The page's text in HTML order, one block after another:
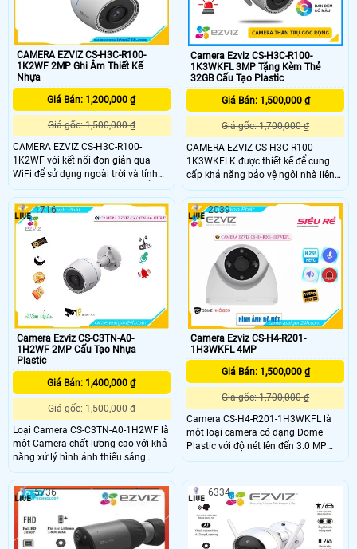
CAMERA EZVIZ CS-H3C-R100-
1K2WF 2MP Ghi Âm Thiết Kế
Nhựa
Giá Bán: 1,200,000 ₫
Giá gốc: 1,500,000 ₫
CAMERA EZVIZ CS-H3C-R100-
1K2WF với kết nối đơn giản qua
WiFi để sử dụng ngoài trời và tính
năng thông minh thì H3c có thể là
lựa chọn tốt nhất mà bạn sẽ tìm
thấy. CAMERA EZVIZ CS-H3C-R100-
1K2WF được thiết kế tốt để cung
cấp khả năng bảo vệ đáng tin cậy từ
ngày đến đêm, bao gồm phát hiện
con người do AI hỗ trợ
Camera Ezviz CS-H3C-R100-
1K3WKFL 3MP Tặng Kèm Thẻ
32GB Cấu Tạo Plastic
Giá Bán: 1,500,000 ₫
Giá gốc: 1,700,000 ₫
CAMERA EZVIZ CS-H3C-R100-
1K3WKFLK được thiết kế để cung
cấp khả năng bảo vệ ngôi nhà liên
tục 24/7 theo cách thông minh.
Hoạt động như một người bảo vệ
ngoài trời cho hầu hết các ngôi nhà,
máy ảnh này hiển thị video 2K siêu
sắc nét và tầm nhìn ban đêm đầy
màu sắc, đồng thời đủ thông minh
để phát hiện các hoạt động của con
người và cung cấp khả năng phòng
thủ chủ động
Camera Ezviz CS-C3TN-A0-
1H2WF 2MP Cấu Tạo Nhựa
Plastic
Giá Bán: 1,400,000 ₫
Giá gốc: 1,500,000 ₫
Loại Camera CS-C3TN-A0-1H2WF là
một Camera chất lượng cao với khả
năng xử lý hình ảnh thiếu sáng
đồng thời hỗ trợ chất lượng hình
FULL HD 1080P. Với tính năng Hồng
Ngoại Smart IR, camera này có thể
ánh sáng
1716
Camera Ezviz CS-H4-R201-
1H3WKFL 4MP
Giá Bán: 1,500,000 ₫
Giá gốc: 1,700,000 ₫
Camera CS-H4-R201-1H3WKFL là
một loại camera có dạng Dome
Plastic với độ nét lên đến 3.0 MP
cho hình ảnh rõ nét. Camera cũng
giúp hiển thị hình ảnh chất lượng tốt
dù trong điều kiện ánh sáng yếu Đây
là một lựa chọn tuyệt vời cho việc
an ninh và giám sát trong văn
phòng hoặc các khu vực khác
2039
5736 6334